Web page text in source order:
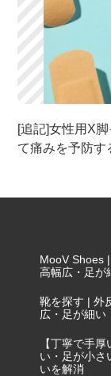
[追記]女性用X
て痛みを予防す
MooV Shoes
高幅広・足が
靴を探す | 外
広・足が細い
【丁寧で手
い・足が小さ
いを解消